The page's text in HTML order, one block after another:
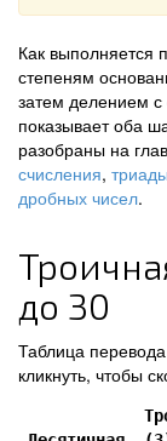
Как выполняется
степеням
затем делением
показывает оба
разобраны на
счисления,
дробных чисел.
до 30
Таблица
кликнуть, чтобы